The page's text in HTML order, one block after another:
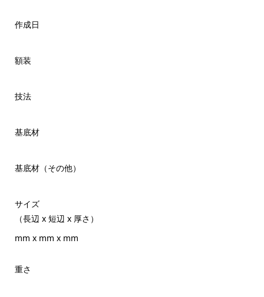
作成日
額装
技法
基底材
基底材（その他）
サイズ
（長辺 x 短辺 x 厚さ）
mm x mm x mm
重さ